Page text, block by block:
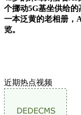
个挪动5G基坐供给
一本泛黄的老相册，
览。
近期热点视频